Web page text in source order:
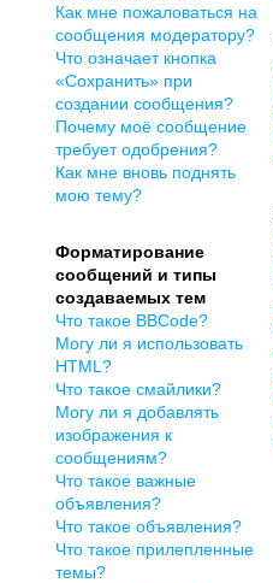
Как мне пожаловаться на
сообщения модератору?
Что означает кнопка
«Сохранить» при
создании сообщения?
Почему моё сообщение
требует одобрения?
Как мне вновь поднять
мою тему?
Форматирование
сообщений и типы
создаваемых тем
Что такое BBCode?
Могу ли я использовать
HTML?
Что такое смайлики?
Могу ли я добавлять
изображения к
сообщениям?
Что такое важные
объявления?
Что такое объявления?
Что такое прилепленные
темы?